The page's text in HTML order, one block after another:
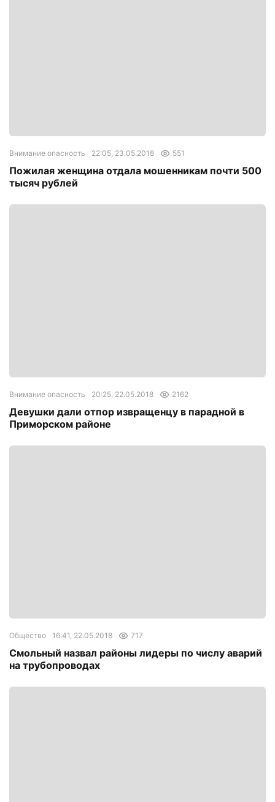
Внимание опасность 22:05, 23.05.2018 551
Пожилая женщина отдала мошенникам почти 500
тысяч рублей
Внимание опасность 20:25, 22.05.2018 2162
Девушки дали отпор извращенцу в парадной в
Приморском районе
Общество 16:41, 22.05.2018 717
Смольный назвал районы лидеры по числу аварий
на трубопроводах